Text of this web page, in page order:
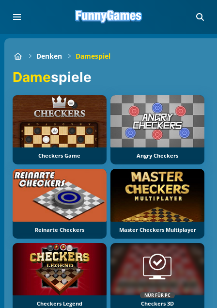
Denken Damespiel
Damespiele
Checkers Game Angry Checkers
Reinarte Checkers Master Checkers Multiplayer
Checkers Legend
NÜR FÜR PC
Checkers 3D